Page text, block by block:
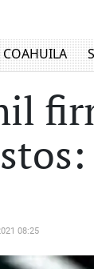
COAHUILA
08:25